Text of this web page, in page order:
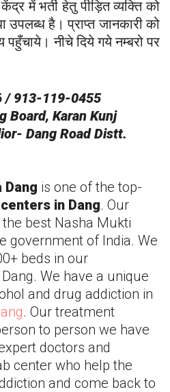
में भर्ती हेतु पीड़ित व्यक्ति को
उपलब्ध है। प्राप्त जानकारी को
नीचे दिये गये नम्बरो पर
/ 913-119-0455
Board, Karan Kunj
Dang Road Distt.
Dang is one of the top-
in Dang. Our
best Nasha Mukti
government of India. We
beds in our
Dang. We have a unique
and drug addiction in
. Our treatment
to person we have
doctors and
center who help the
and come back to